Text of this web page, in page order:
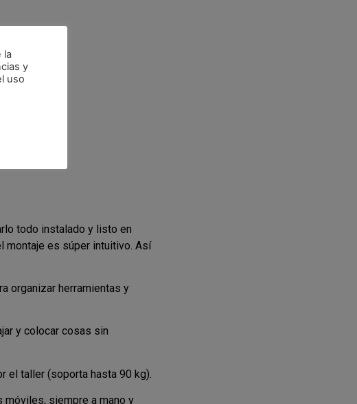
todo instalado y listo en
montaje es súper intuitivo. Así
organizar herramientas y
y colocar cosas sin
el taller (soporta hasta 90 kg).
siempre a mano y
la
y
uso